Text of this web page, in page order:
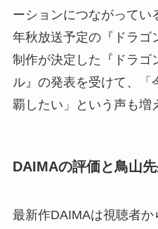
ーションにつながってい
年秋放送予定の『ドラゴ
制作が決定した『ドラゴ
ル』の発表を受けて、「
覇したい」という声も増
DAIMAの評価と鳥山
最新作DAIMAは視聴者